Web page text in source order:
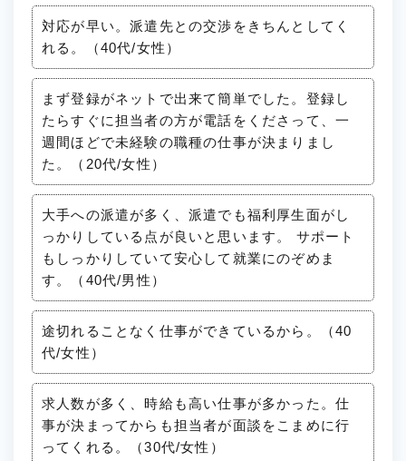
対応が早い。派遣先との交渉をきちんとしてく
れる。（40代/女性）
まず登録がネットで出来て簡単でした。登録し
たらすぐに担当者の方が電話をくださって、一
週間ほどで未経験の職種の仕事が決まりまし
た。（20代/女性）
大手への派遣が多く、派遣でも福利厚生面がし
っかりしている点が良いと思います。 サポート
もしっかりしていて安心して就業にのぞめま
す。（40代/男性）
途切れることなく仕事ができているから。（40
代/女性）
求人数が多く、時給も高い仕事が多かった。仕
事が決まってからも担当者が面談をこまめに行
ってくれる。（30代/女性）